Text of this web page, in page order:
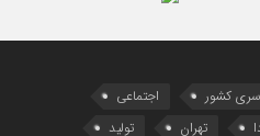
کشور
اجتماعی
تهران
تولید